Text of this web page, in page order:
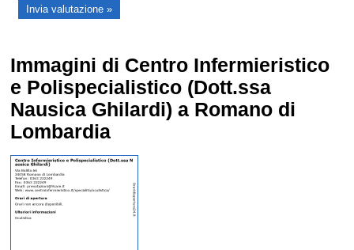
Immagini di Centro Infermieristico
e Polispecialistico (Dott.ssa
Nausica Ghilardi) a Romano di
Lombardia